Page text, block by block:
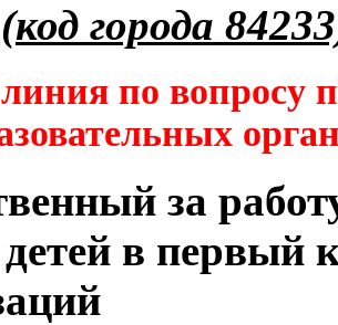
города
по вопросу
за
в первый